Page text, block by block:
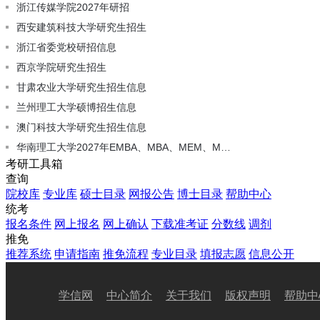
考研工具箱
查询
院校库 专业库 硕士目录 网报公告 博士目录 帮助中心
统考
报名条件 网上报名 网上确认 下载准考证 分数线 调剂
推免
推荐系统 申请指南 推免流程 专业目录 填报志愿 信息公开
学信网 中心简介 关于我们 版权声明 帮助